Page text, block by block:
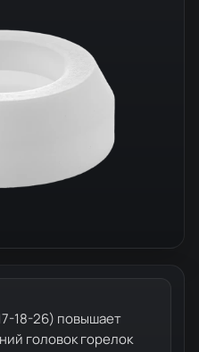
18-26) повышает
головок горелок